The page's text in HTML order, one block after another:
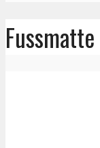
Fussmatte